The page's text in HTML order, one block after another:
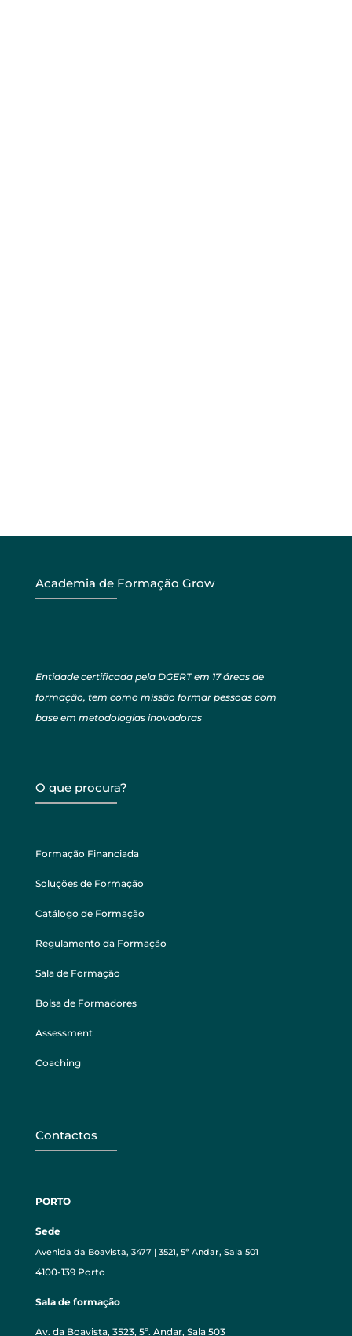
Academia de Formação Grow
Entidade certificada pela DGERT em 17 áreas de
formação, tem como missão formar pessoas com
base em metodologias inovadoras
O que procura?
Formação Financiada
Soluções de Formação
Catálogo de Formação
Regulamento da Formação
Sala de Formação
Bolsa de Formadores
Assessment
Coaching
Contactos
PORTO
Sede
Avenida da Boavista, 3477 | 3521, 5º Andar, Sala 501
4100-139 Porto
Sala de formação
Av. da Boavista, 3523, 5º. Andar, Sala 503